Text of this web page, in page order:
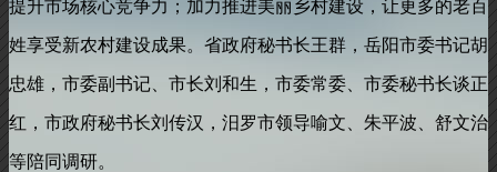
提升市场核心竞争力 ； 加力推进美丽乡村建设，让更多的老百
姓享受新农村建设成果。 省政府秘书长王群，岳阳市委书记胡
忠雄 ， 市委副书记、市长刘和生，市委常委、市委秘书长谈正
红 ， 市政府秘书长刘传汉，汨罗市领导喻文、朱平波、舒文治
等陪同调研。